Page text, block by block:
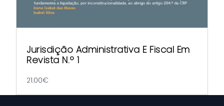
Jurisdição Administrativa E Fiscal Em
Revista N.º 1
21.00€